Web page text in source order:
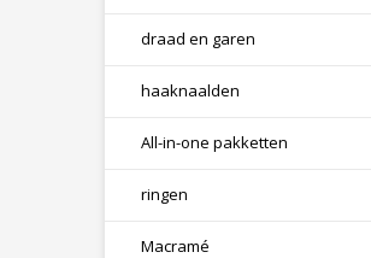
draad en garen
haaknaalden
All-in-one pakketten
ringen
Macramé